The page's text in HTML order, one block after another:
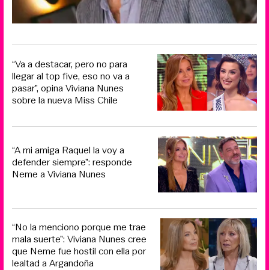
“Va a destacar, pero no para
llegar al top five, eso no va a
pasar”, opina Viviana Nunes
sobre la nueva Miss Chile
“A mi amiga Raquel la voy a
defender siempre”: responde
Neme a Viviana Nunes
“No la menciono porque me trae
mala suerte”: Viviana Nunes cree
que Neme fue hostil con ella por
lealtad a Argandoña